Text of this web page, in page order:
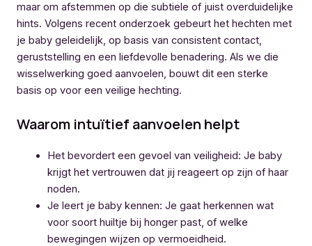
maar om afstemmen op die subtiele of juist overduidelijke
hints. Volgens recent onderzoek gebeurt het hechten met
je baby geleidelijk, op basis van consistent contact,
geruststelling en een liefdevolle benadering. Als we die
wisselwerking goed aanvoelen, bouwt dit een sterke
basis op voor een veilige hechting.
Waarom intuïtief aanvoelen helpt
Het bevordert een gevoel van veiligheid: Je baby
krijgt het vertrouwen dat jij reageert op zijn of haar
noden.
Je leert je baby kennen: Je gaat herkennen wat
voor soort huiltje bij honger past, of welke
bewegingen wijzen op vermoeidheid.